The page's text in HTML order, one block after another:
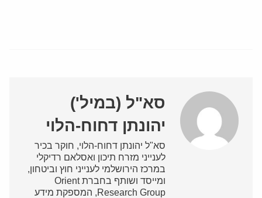
סא"ל (במיל')
יהונתן דחוח-הלוי
סא"ל יהונתן דחוח-הלוי, חוקר בכיר
לענייני מזרח תיכון ואסלאם רדיקלי
במרכז הירושלמי לענייני חוץ וביטחון,
ומייסד ושותף בחברת Orient
Research Group, המספקת מידע